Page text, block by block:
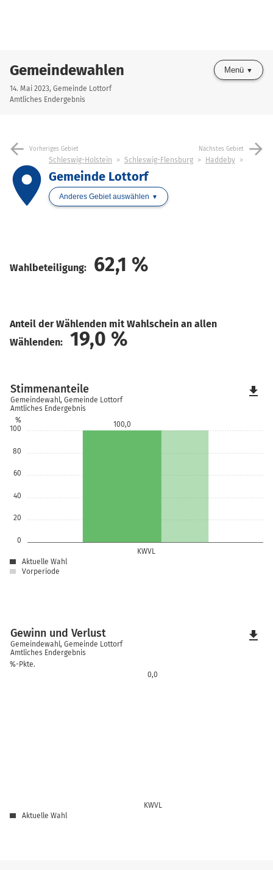
Gemeindewahlen
14. Mai 2023, Gemeinde Lottorf
Amtliches Endergebnis
Menü
arrow_back Vorheriges Gebiet Nächstes Gebiet arrow_forward
place
Schleswig-Holstein Schleswig-Flensburg Haddeby
Gemeinde Lottorf
Anderes Gebiet auswählen
Wahlbeteiligung: 62,1 %
Anteil der Wählenden mit Wahlschein an allen
Wählenden:
19,0 %
0
20
40
60
80
100
%
KWVL
100,0
Stimmenanteile
Gemeindewahl, Gemeinde Lottorf
Amtliches Endergebnis
Aktuelle Wahl
Vorperiode
file_download
%-Pkte.
KWVL
0,0
Gewinn und Verlust
Gemeindewahl, Gemeinde Lottorf
Amtliches Endergebnis
Aktuelle Wahl
file_download